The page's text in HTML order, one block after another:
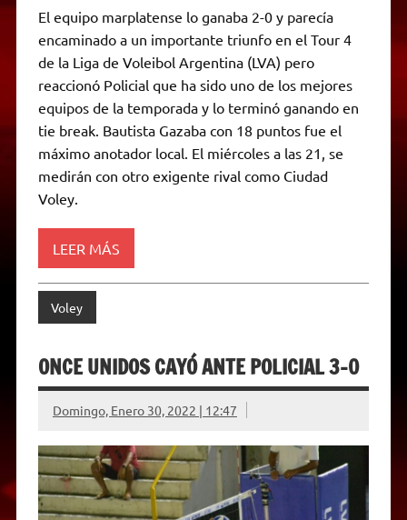
t
s
A
p
p
l
e
g
r
a
m
t
t
r
e
b
o
o
k
s
s
e
g
e
y
L
i
n
k
a
i
l
n
t
r
i
n
d
l
y
El equipo marplatense lo ganaba 2-0 y parecía
encaminado a un importante triunfo en el Tour 4
de la Liga de Voleibol Argentina (LVA) pero
reaccionó Policial que ha sido uno de los mejores
equipos de la temporada y lo terminó ganando en
tie break. Bautista Gazaba con 18 puntos fue el
máximo anotador local. El miércoles a las 21, se
medirán con otro exigente rival como Ciudad
Voley.
LEER MÁS
Voley
ONCE UNIDOS CAYÓ ANTE POLICIAL 3-0
Domingo, Enero 30, 2022 | 12:47